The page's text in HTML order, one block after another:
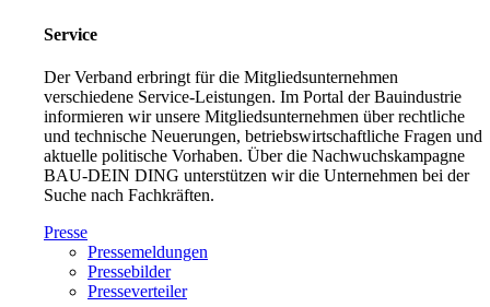
Service
Der Verband erbringt für die Mitgliedsunternehmen
verschiedene Service-Leistungen. Im Portal der Bauindustrie
informieren wir unsere Mitgliedsunternehmen über rechtliche
und technische Neuerungen, betriebswirtschaftliche Fragen und
aktuelle politische Vorhaben. Über die Nachwuchskampagne
BAU-DEIN DING unterstützen wir die Unternehmen bei der
Suche nach Fachkräften.
Presse
Pressemeldungen
Pressebilder
Presseverteiler